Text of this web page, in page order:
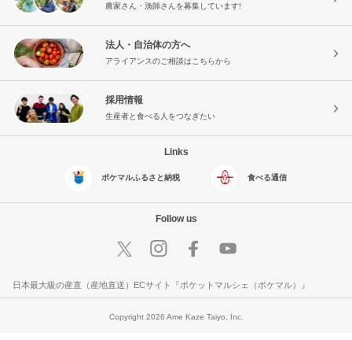
農家さん・漁師さんを募集しています!
法人・自治体の方へ
アライアンスのご相談はこちらから
採用情報
生産者と食べる人をつなぎたい
Links
ポケマルふるさと納税 食べる通信
Follow us
日本最大級の産直（産地直送）ECサイト『ポケットマルシェ（ポケマル）』
Copyright 2026 Ame Kaze Taiyo, Inc.